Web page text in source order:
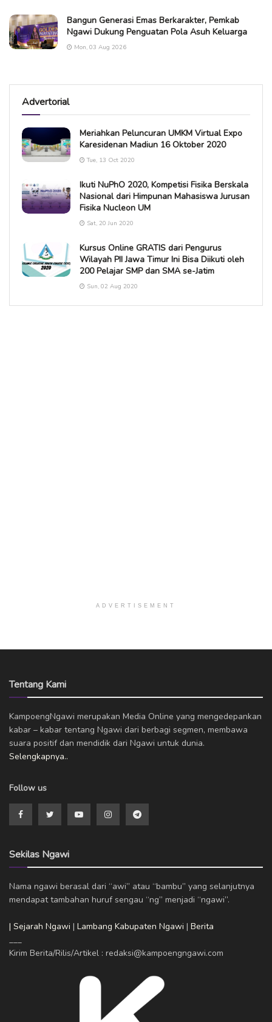
Bangun Generasi Emas Berkarakter, Pemkab
Ngawi Dukung Penguatan Pola Asuh Keluarga
Mon, 03 Aug 2026
Advertorial
Meriahkan Peluncuran UMKM Virtual Expo
Karesidenan Madiun 16 Oktober 2020
Tue, 13 Oct 2020
Ikuti NuPhO 2020, Kompetisi Fisika Berskala
Nasional dari Himpunan Mahasiswa Jurusan
Fisika Nucleon UM
Sat, 20 Jun 2020
Kursus Online GRATIS dari Pengurus
Wilayah PII Jawa Timur Ini Bisa Diikuti oleh
200 Pelajar SMP dan SMA se-Jatim
Sun, 02 Aug 2020
ADVERTISEMENT
Tentang Kami
KampoengNgawi merupakan Media Online yang mengedepankan
kabar – kabar tentang Ngawi dari berbagi segmen, membawa
suara positif dan mendidik dari Ngawi untuk dunia.
Selengkapnya..
Follow us
Sekilas Ngawi
Nama ngawi berasal dari “awi” atau “bambu” yang selanjutnya
mendapat tambahan huruf sengau “ng” menjadi “ngawi”.
| Sejarah Ngawi | Lambang Kabupaten Ngawi | Berita
___
Kirim Berita/Rilis/Artikel : redaksi@kampoengngawi.com